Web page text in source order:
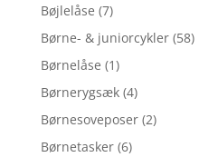
Bøjlelåse (7)
Børne- & juniorcykler (58)
Børnelåse (1)
Børnerygsæk (4)
Børnesoveposer (2)
Børnetasker (6)